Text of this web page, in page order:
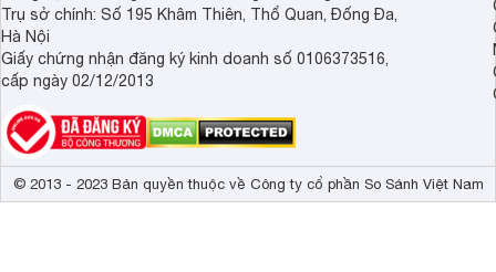
Trụ sở chính: Số 195 Khâm Thiên, Thổ Quan, Đống Đa,
Hà Nội
Giấy chứng nhận đăng ký kinh doanh số 0106373516,
cấp ngày 02/12/2013
© 2013 - 2023 Bản quyền thuộc về Công ty cổ phần So Sánh Việt Nam